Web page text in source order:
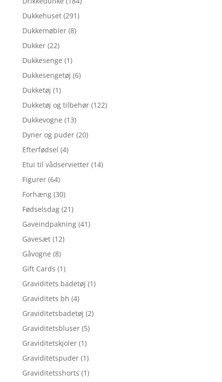
Dukkehuset (291)
Dukkemøbler (8)
Dukker (22)
Dukkesenge (1)
Dukkesengetøj (6)
Dukketøj (1)
Dukketøj og tilbehør (122)
Dukkevogne (13)
Dyner og puder (20)
Efterfødsel (4)
Etui til vådservietter (14)
Figurer (64)
Forhæng (30)
Fødselsdag (21)
Gaveindpakning (41)
Gavesæt (12)
Gåvogne (8)
Gift Cards (1)
Graviditets badetøj (1)
Graviditets bh (4)
Graviditetsbadetøj (2)
Graviditetsbluser (5)
Graviditetskjoler (1)
Graviditetspuder (1)
Graviditetsshorts (1)